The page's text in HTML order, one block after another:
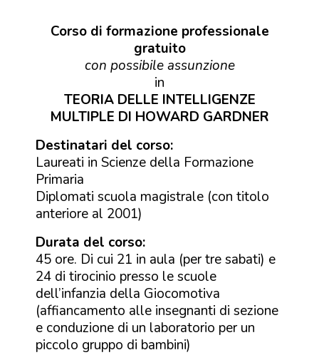
Corso di formazione professionale
gratuito
con possibile assunzione
in
TEORIA DELLE INTELLIGENZE
MULTIPLE DI HOWARD GARDNER
Destinatari del corso:
Laureati in Scienze della Formazione
Primaria
Diplomati scuola magistrale (con titolo
anteriore al 2001)
Durata del corso:
45 ore. Di cui 21 in aula (per tre sabati) e
24 di tirocinio presso le scuole
dell’infanzia della Giocomotiva
(affiancamento alle insegnanti di sezione
e conduzione di un laboratorio per un
piccolo gruppo di bambini)